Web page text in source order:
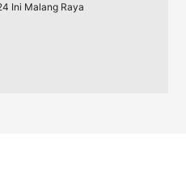
Ini Malang Raya